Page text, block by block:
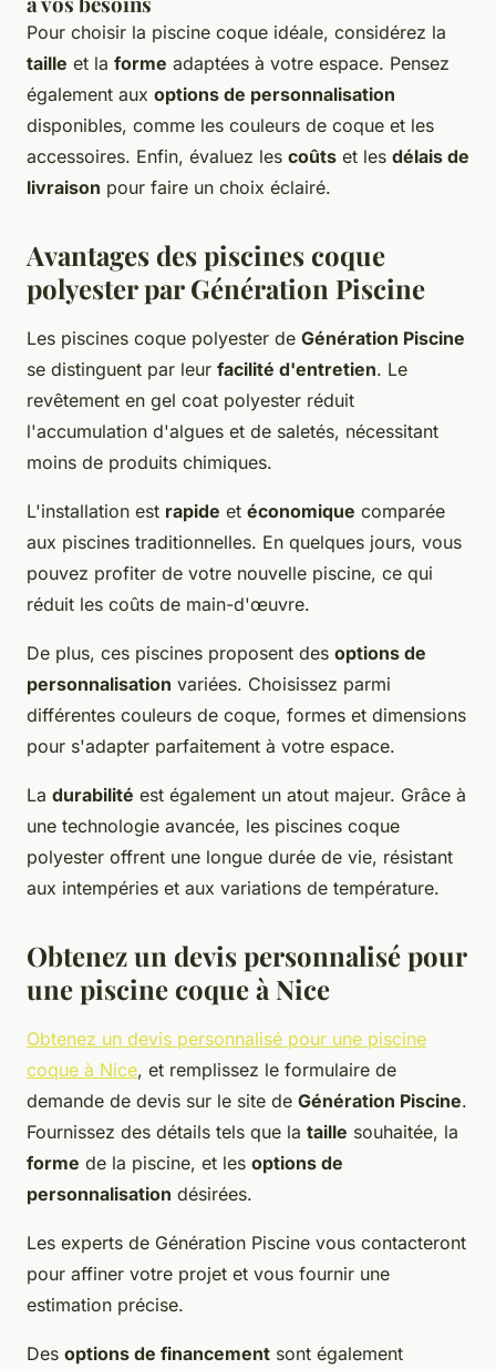
Pour choisir la piscine coque idéale, considérez la
taille et la forme adaptées à votre espace. Pensez
également aux options de personnalisation
disponibles, comme les couleurs de coque et les
accessoires. Enfin, évaluez les coûts et les délais de
livraison pour faire un choix éclairé.
Avantages des piscines coque
polyester par Génération Piscine
Les piscines coque polyester de Génération Piscine
se distinguent par leur facilité d'entretien. Le
revêtement en gel coat polyester réduit
l'accumulation d'algues et de saletés, nécessitant
moins de produits chimiques.
L'installation est rapide et économique comparée
aux piscines traditionnelles. En quelques jours, vous
pouvez profiter de votre nouvelle piscine, ce qui
réduit les coûts de main-d'œuvre.
De plus, ces piscines proposent des options de
personnalisation variées. Choisissez parmi
différentes couleurs de coque, formes et dimensions
pour s'adapter parfaitement à votre espace.
La durabilité est également un atout majeur. Grâce à
une technologie avancée, les piscines coque
polyester offrent une longue durée de vie, résistant
aux intempéries et aux variations de température.
Obtenez un devis personnalisé pour
une piscine coque à Nice
Obtenez un devis personnalisé pour une piscine
coque à Nice, et remplissez le formulaire de
demande de devis sur le site de Génération Piscine.
Fournissez des détails tels que la taille souhaitée, la
forme de la piscine, et les options de
personnalisation désirées.
Les experts de Génération Piscine vous contacteront
pour affiner votre projet et vous fournir une
estimation précise.
Des options de financement sont également